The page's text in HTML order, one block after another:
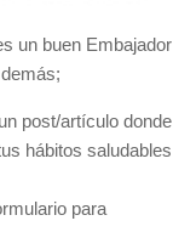
un buen Embajador
post/artículo donde
hábitos saludables
para